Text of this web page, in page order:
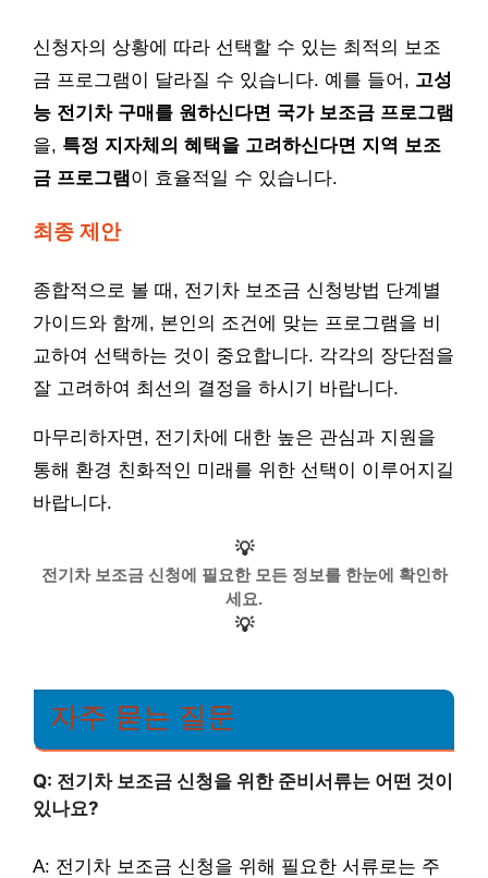
신청자의 상황에 따라 선택할 수 있는 최적의 보조
금 프로그램이 달라질 수 있습니다. 예를 들어, 고성
능 전기차 구매를 원하신다면 국가 보조금 프로그램
을, 특정 지자체의 혜택을 고려하신다면 지역 보조
금 프로그램이 효율적일 수 있습니다.
최종 제안
종합적으로 볼 때, 전기차 보조금 신청방법 단계별
가이드와 함께, 본인의 조건에 맞는 프로그램을 비
교하여 선택하는 것이 중요합니다. 각각의 장단점을
잘 고려하여 최선의 결정을 하시기 바랍니다.
마무리하자면, 전기차에 대한 높은 관심과 지원을
통해 환경 친화적인 미래를 위한 선택이 이루어지길
바랍니다.
💡
전기차 보조금 신청에 필요한 모든 정보를 한눈에 확인하
세요.
💡
자주 묻는 질문
Q: 전기차 보조금 신청을 위한 준비서류는 어떤 것이
있나요?
A: 전기차 보조금 신청을 위해 필요한 서류로는 주